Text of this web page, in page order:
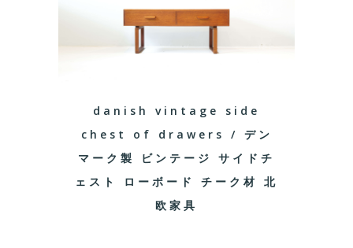
danish vintage side
chest of drawers / デン
マーク製 ビンテージ サイドチ
ェスト ローボード チーク材 北
欧家具